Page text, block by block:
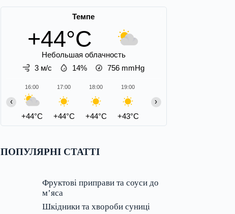
Темпе
+44°C
Небольшая облачность
3 м/с
14% 756 mmHg
16:00
+44°C
17:00
+44°C
18:00
+44°C
19:00
+43°C
‹ ›
ПОПУЛЯРНІ СТАТТІ
Фруктові приправи та соуси до
м’яса
Шкідники та хвороби суниці